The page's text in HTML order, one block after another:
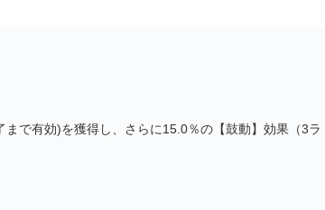
で有効)を獲得し、さらに15.0％の【鼓動】効果（3ラ